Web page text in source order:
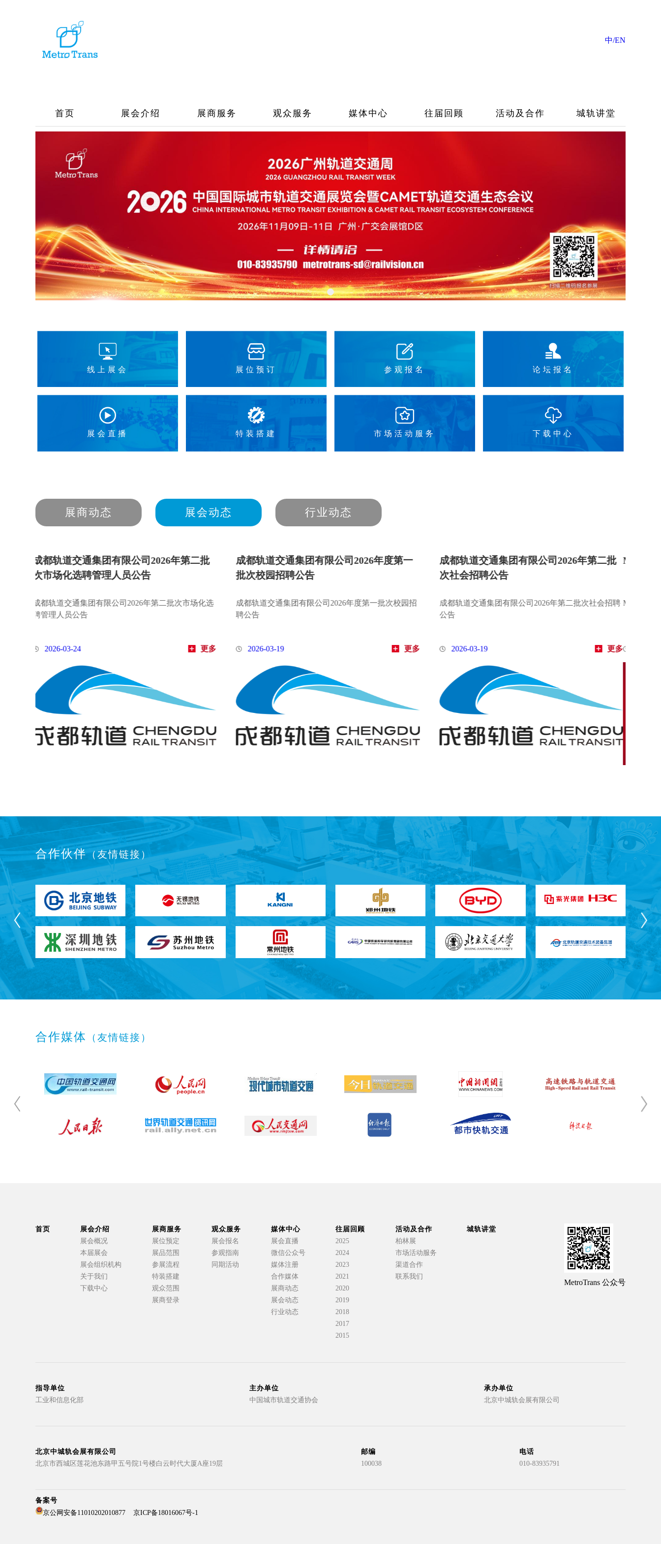
中/EN
首页 展会介绍 展商服务 观众服务 媒体中心 往届回顾 活动及合作 城轨讲堂
线上展会 展位预订 参观报名 论坛报名
展会直播 特装搭建 市场活动服务 下载中心
展商动态 展会动态 行业动态
交通集团有限公司2026年度第一
招聘公告
交通集团有限公司2026年度第一批次校园招
成都轨道交通集团有限公司2026年第二批
次社会招聘公告
成都轨道交通集团有限公司2026年第二批次社会招聘
2026-03-19
MetroTrans推荐丨城轨前沿科技抢“鲜”看
MetroTrans推荐丨城轨前沿科技抢“鲜”看（七）
2026-07-27
MetroTrans推荐丨城
MetroTrans推荐丨城轨前沿
2026-06-22
合作伙伴 （友情链接）
合作媒体 （友情链接）
首页
展会介绍
展会概况
本届展会
展会组织机构
关于我们
下载中心
展商服务
展位预定
展品范围
参展流程
特装搭建
观众范围
展商登录
观众服务
展会报名
参观指南
同期活动
媒体中心
展会直播
微信公众号
媒体注册
合作媒体
展商动态
展会动态
行业动态
往届回顾
2025
2024
2023
2021
2020
2019
2018
2017
2015
活动及合作
柏林展
市场活动服务
渠道合作
联系我们
城轨讲堂
MetroTrans 公众号
指导单位
工业和信息化部
主办单位
中国城市轨道交通协会
承办单位
北京中城轨会展有限公司
北京中城轨会展有限公司
北京市西城区莲花池东路甲五号院1号楼白云时代大厦A座19层
邮编
100038
电话
010-83935791
备案号
京公网安备11010202010877
京ICP备18016067号-1